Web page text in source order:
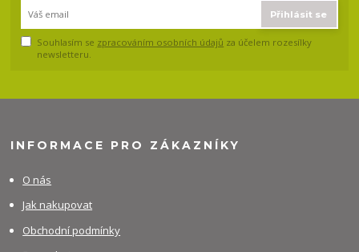
Přihlásit se
Souhlasím se zpracováním osobních údajů za účelem rozesílky
newsletteru.
INFORMACE PRO ZÁKAZNÍKY
O nás
Jak nakupovat
Obchodní podmínky